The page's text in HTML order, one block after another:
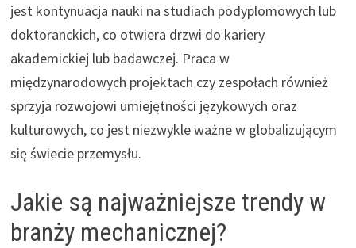
jest kontynuacja nauki na studiach podyplomowych lub
doktoranckich, co otwiera drzwi do kariery
akademickiej lub badawczej. Praca w
międzynarodowych projektach czy zespołach również
sprzyja rozwojowi umiejętności językowych oraz
kulturowych, co jest niezwykle ważne w globalizującym
się świecie przemysłu.
Jakie są najważniejsze trendy w
branży mechanicznej?